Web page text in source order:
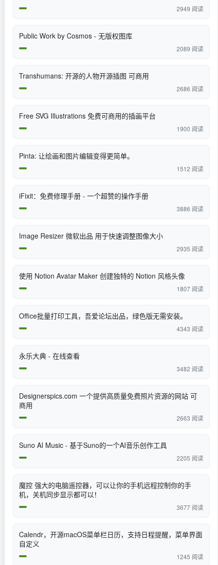
2949 阅读
Public Work by Cosmos - 无版权图库
2089 阅读
Transhumans: 开源的人物开源插图 可商用
2686 阅读
Free SVG Illustrations 免费可商用的插画平台
1900 阅读
Pinta: 让绘画和图片编辑变得更简单。
1512 阅读
iFixit：免费修理手册 - 一个超赞的操作手册
3886 阅读
Image Resizer 微软出品 用于快速调整图像大小
2935 阅读
使用 Notion Avatar Maker 创建独特的 Notion 风格头像
1807 阅读
Office批量打印工具，吾爱论坛出品，绿色版无需安装。
4343 阅读
永乐大典 - 在线查看
3482 阅读
Designerspics.com 一个提供高质量免费照片资源的网站 可
商用
2663 阅读
Suno AI Music - 基于Suno的一个AI音乐创作工具
2205 阅读
魔控 强大的电脑遥控器，可以让你的手机远程控制你的手
机，关机同步显示都可以！
3677 阅读
Calendr，开源macOS菜单栏日历，支持日程提醒，菜单界面
自定义
1245 阅读